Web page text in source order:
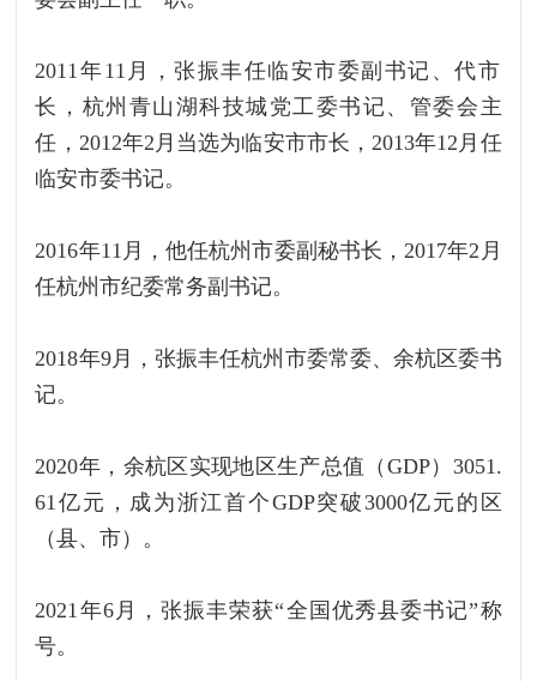
2011年11月，张振丰任‍临安市委副书记、代市
长，杭州青山湖科技城党工委书记、管委会主
任，2012年2月当选为临安市市长，2013年12月任
临安市委书记。
2016年11月，他任杭州市委副秘书长，2017年2月
任杭州市纪委常务副书记。
2018年9月，张振丰任杭州市委常委、余杭区委书
记。
2020年，余杭区实现地区生产总值（GDP）3051.
61亿元，成为浙江首个GDP突破3000亿元的区
（县、市）。
2021年6月，张振丰荣获“全国优秀县委书记”称
号。